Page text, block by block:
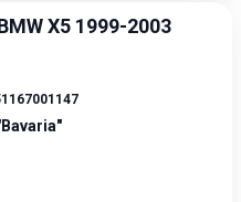
X5 1999-2003